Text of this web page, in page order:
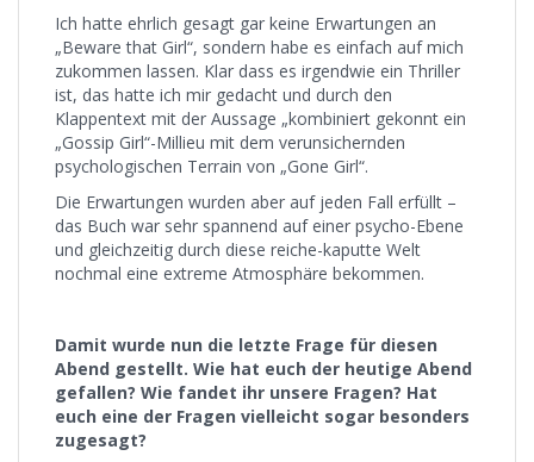
Ich hatte ehrlich gesagt gar keine Erwartungen an
„Beware that Girl“, sondern habe es einfach auf mich
zukommen lassen. Klar dass es irgendwie ein Thriller
ist, das hatte ich mir gedacht und durch den
Klappentext mit der Aussage „kombiniert gekonnt ein
„Gossip Girl“-Millieu mit dem verunsichernden
psychologischen Terrain von „Gone Girl“.
Die Erwartungen wurden aber auf jeden Fall erfüllt –
das Buch war sehr spannend auf einer psycho-Ebene
und gleichzeitig durch diese reiche-kaputte Welt
nochmal eine extreme Atmosphäre bekommen.
Damit wurde nun die letzte Frage für diesen
Abend gestellt. Wie hat euch der heutige Abend
gefallen? Wie fandet ihr unsere Fragen? Hat
euch eine der Fragen vielleicht sogar besonders
zugesagt?